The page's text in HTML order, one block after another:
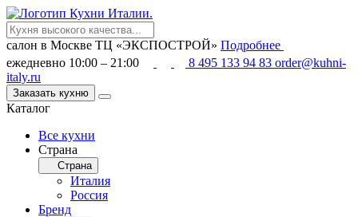
салон в Москве ТЦ «ЭКСПОСТРОЙ» Подробнее
ежедневно 10:00 – 21:00
8 495 133 94 83 order@kuhni-
italy.ru
Заказать кухню
Каталог
Все кухни
Страна
Страна
Италия
Россия
Бренд